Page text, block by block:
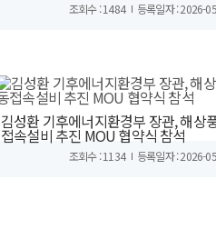
조회수 : 1484 등록일자 : 2026-
김성환 기후에너지환경부 장관, 해상
접속설비 추진 MOU 협약식 참석
조회수 : 1134 등록일자 : 2026-